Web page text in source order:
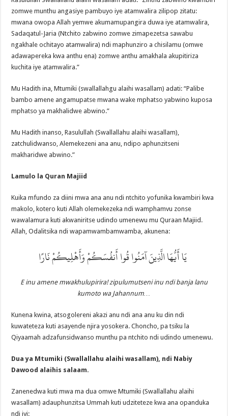
zomwe munthu angasiye pambuyo iye atamwalira zilipop zitatu:
mwana owopa Allah yemwe akumamupangira duwa iye atamwalira,
Sadaqatul-Jaria (Ntchito zabwino zomwe zimapezetsa sawabu
ngakhale ochitayo atamwalira) ndi maphunziro a chisilamu (omwe
adawapereka kwa anthu ena) zomwe anthu amakhala akupitiriza
kuchita iye atamwalira.”
Mu Hadith ina, Mtumiki (swallallahgu alaihi wasallam) adati: “Palibe
bambo amene angamupatse mwana wake mphatso yabwino kuposa
mphatso ya makhalidwe abwino.”
Mu Hadith inanso, Rasulullah (Swallallahu alaihi wasallam),
zatchulidwanso, Alemekezeni ana anu, ndipo aphunzitseni
makharidwe abwino.”
Lamulo la Quran Majiid
Kuika mfundo za diini mwa ana anu ndi ntchito yofunika kwambiri kwa
makolo, kotero kuti Allah olemekezeka ndi wamphamvu zonse
wawalamura kuti akwaniritse udindo umenewu mu Quraan Majiid.
Allah, Odalitsika ndi wapamwambamwamba, akunena:
يَا أَيُّهَا الَّذِينَ آمَنُوا قُوا أَنفُسَكُمْ وَأَهْلِيكُمْ نَارًا
E inu amene mwakhulupirira! zipulumutseni inu ndi banja lanu
kumoto wa Jahannum…
Kunena kwina, atsogolereni akazi anu ndi ana anu ku din ndi
kuwateteza kuti asayende njira yosokera. Choncho, pa tsiku la
Qiyaamah adzafunsidwanso munthu pa ntchito ndi udindo umenewu.
Dua ya Mtumiki (Swallallahu alaihi wasallam), ndi Nabiy
Dawood alaihis salaam.
Zanenedwa kuti mwa ma dua omwe Mtumiki (Swallallahu alaihi
wasallam) adauphunzitsa Ummah kuti udziteteze kwa ana opanduka
ndi iyi: